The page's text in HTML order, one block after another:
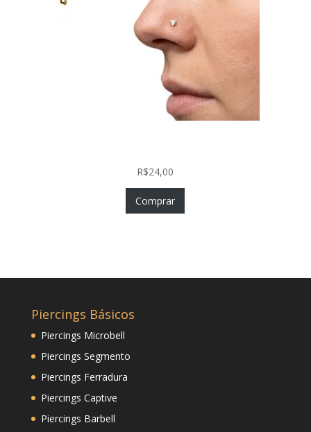
R$24,00
Comprar
Piercings Básicos
Piercings Microbell
Piercings Segmento
Piercings Ferradura
Piercings Captive
Piercings Barbell